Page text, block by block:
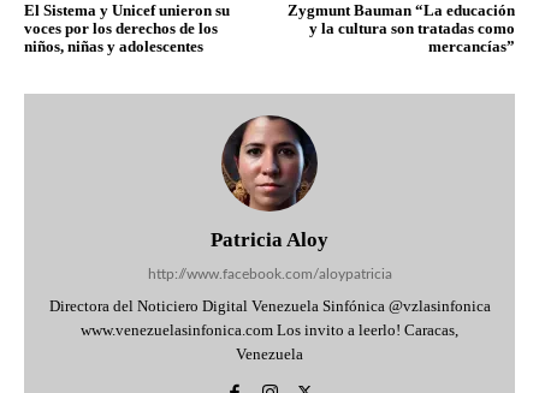
El Sistema y Unicef unieron su
voces por los derechos de los
niños, niñas y adolescentes
Zygmunt Bauman “La educación
y la cultura son tratadas como
mercancías”
Patricia Aloy
http://www.facebook.com/aloypatricia
Directora del Noticiero Digital Venezuela Sinfónica @vzlasinfonica
www.venezuelasinfonica.com Los invito a leerlo! Caracas,
Venezuela